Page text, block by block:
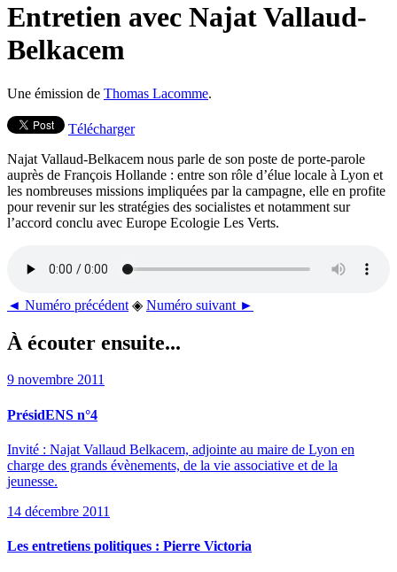
Entretien avec Najat Vallaud-
Belkacem
Une émission de Thomas Lacomme.
Télécharger
Najat Vallaud-Belkacem nous parle de son poste de porte-parole
auprès de François Hollande : entre son rôle d’élue locale à Lyon et
les nombreuses missions impliquées par la campagne, elle en profite
pour revenir sur les stratégies des socialistes et notamment sur
l’accord conclu avec Europe Ecologie Les Verts.
◄ Numéro précédent ◈ Numéro suivant ►
À écouter ensuite...
9 novembre 2011
PrésidENS n°4
Invité : Najat Vallaud Belkacem, adjointe au maire de Lyon en
charge des grands évènements, de la vie associative et de la
jeunesse.
14 décembre 2011
Les entretiens politiques : Pierre Victoria